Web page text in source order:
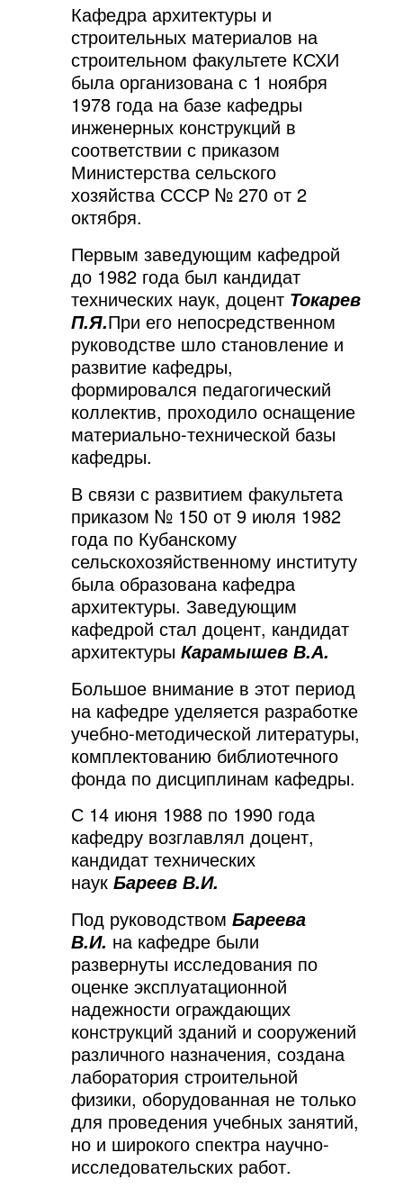
Кафедра архитектуры и
строительных материалов на
строительном факультете КСХИ
была организована с 1 ноября
1978 года на базе кафедры
инженерных конструкций в
соответствии с приказом
Министерства сельского
хозяйства СССР № 270 от 2
октября.
Первым заведующим кафедрой
до 1982 года был кандидат
технических наук, доцент Токарев
П.Я.При его непосредственном
руководстве шло становление и
развитие кафедры,
формировался педагогический
коллектив, проходило оснащение
материально-технической базы
кафедры.
В связи с развитием факультета
приказом № 150 от 9 июля 1982
года по Кубанскому
сельскохозяйственному институту
была образована кафедра
архитектуры. Заведующим
кафедрой стал доцент, кандидат
архитектуры Карамышев В.А.
Большое внимание в этот период
на кафедре уделяется разработке
учебно-методической литературы,
комплектованию библиотечного
фонда по дисциплинам кафедры.
С 14 июня 1988 по 1990 года
кафедру возглавлял доцент,
кандидат технических
наук Бареев В.И.
Под руководством Бареева
В.И. на кафедре были
развернуты исследования по
оценке эксплуатационной
надежности ограждающих
конструкций зданий и сооружений
различного назначения, создана
лаборатория строительной
физики, оборудованная не только
для проведения учебных занятий,
но и широкого спектра научно-
исследовательских работ.